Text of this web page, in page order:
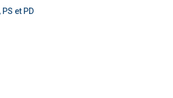
PS et PD